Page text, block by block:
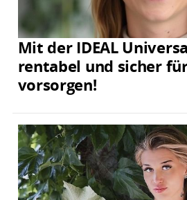
Mit der IDEAL
rentabel und sicher
vorsorgen!